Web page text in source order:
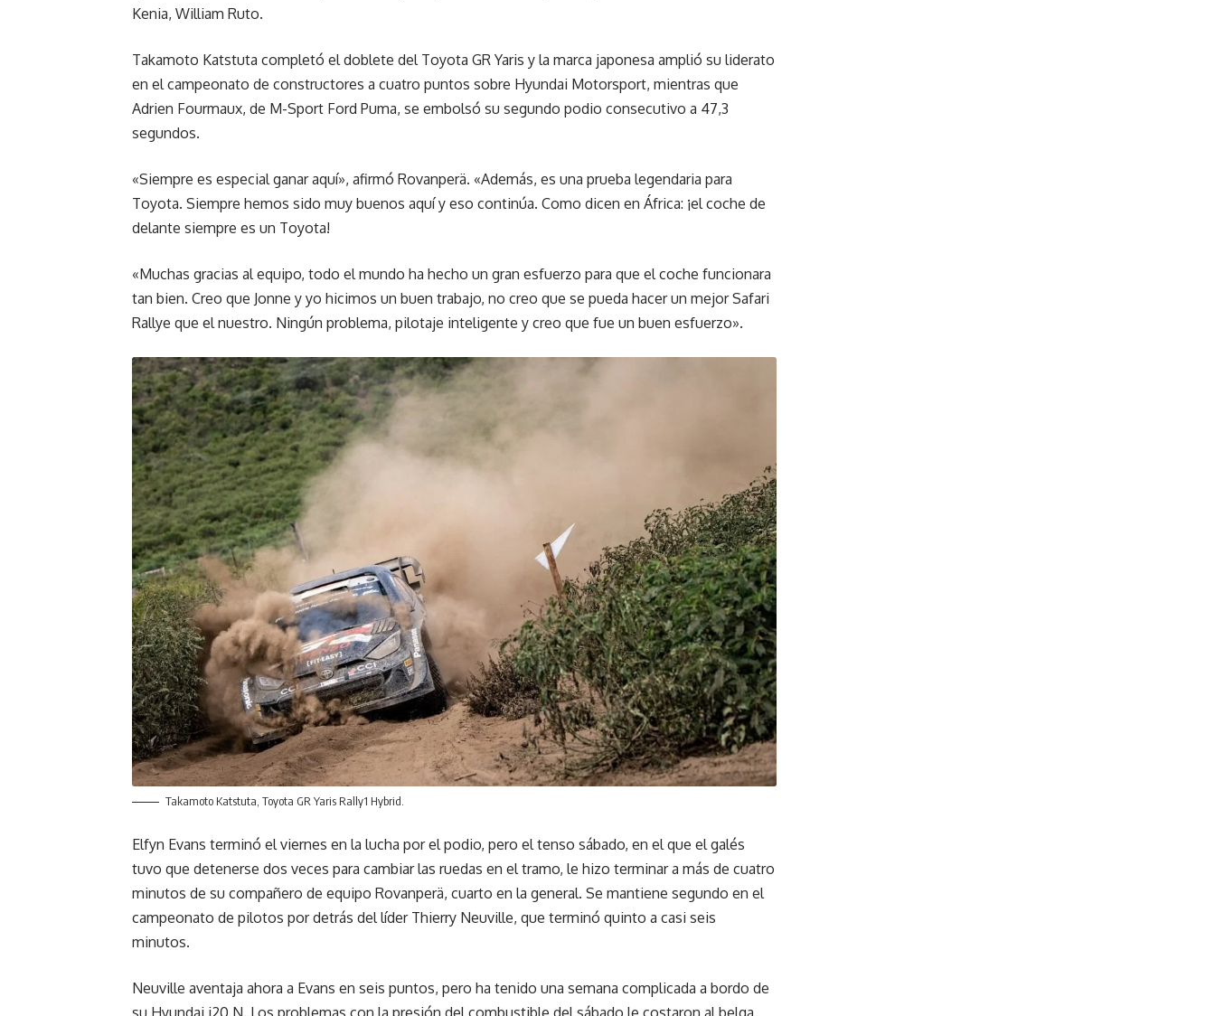
Kenia, William Ruto.
Takamoto Katstuta completó el doblete del Toyota GR Yaris y la marca japonesa amplió su liderato
en el campeonato de constructores a cuatro puntos sobre Hyundai Motorsport, mientras que
Adrien Fourmaux, de M-Sport Ford Puma, se embolsó su segundo podio consecutivo a 47,3
segundos.
«Siempre es especial ganar aquí», afirmó Rovanperä. «Además, es una prueba legendaria para
Toyota. Siempre hemos sido muy buenos aquí y eso continúa. Como dicen en África: ¡el coche de
delante siempre es un Toyota!
«Muchas gracias al equipo, todo el mundo ha hecho un gran esfuerzo para que el coche funcionara
tan bien. Creo que Jonne y yo hicimos un buen trabajo, no creo que se pueda hacer un mejor Safari
Rallye que el nuestro. Ningún problema, pilotaje inteligente y creo que fue un buen esfuerzo».
Takamoto Katstuta, Toyota GR Yaris Rally1 Hybrid.
Elfyn Evans terminó el viernes en la lucha por el podio, pero el tenso sábado, en el que el galés
tuvo que detenerse dos veces para cambiar las ruedas en el tramo, le hizo terminar a más de cuatro
minutos de su compañero de equipo Rovanperä, cuarto en la general. Se mantiene segundo en el
campeonato de pilotos por detrás del líder Thierry Neuville, que terminó quinto a casi seis
minutos.
Neuville aventaja ahora a Evans en seis puntos, pero ha tenido una semana complicada a bordo de